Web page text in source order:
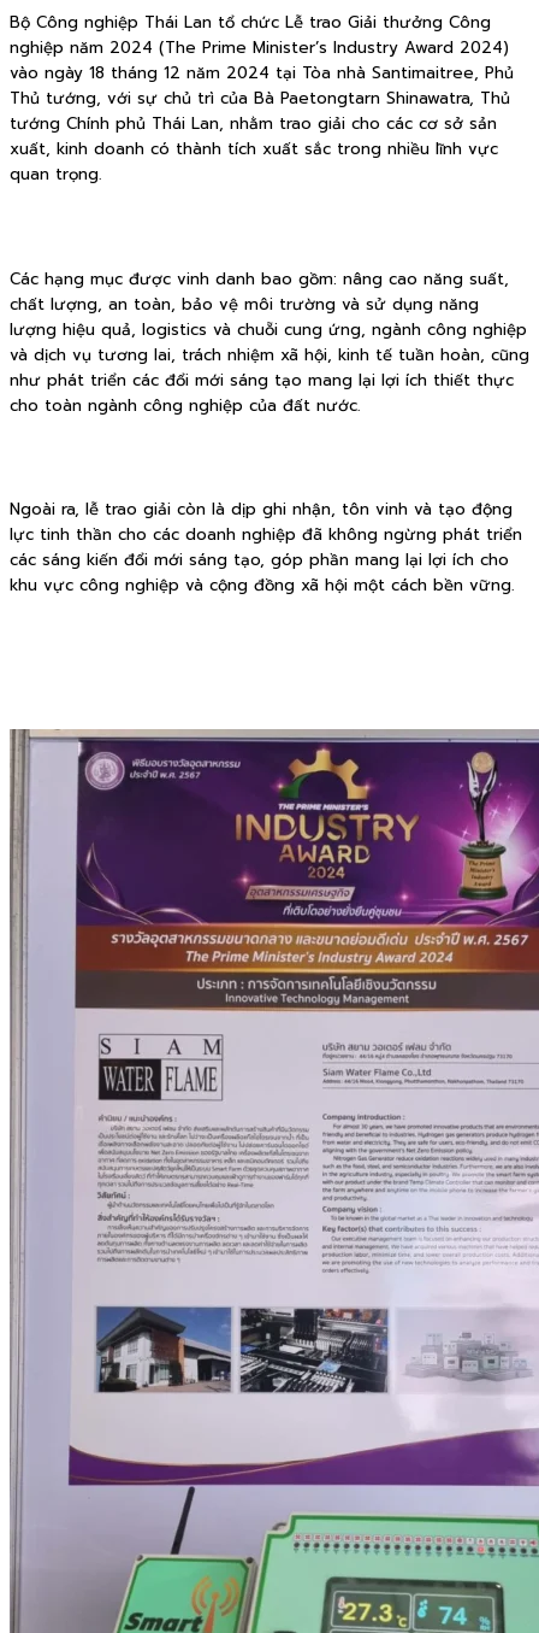
Bộ Công nghiệp Thái Lan tổ chức Lễ trao Giải thưởng Công
nghiệp năm 2024 (The Prime Minister’s Industry Award 2024)
vào ngày 18 tháng 12 năm 2024 tại Tòa nhà Santimaitree, Phủ
Thủ tướng, với sự chủ trì của Bà Paetongtarn Shinawatra, Thủ
tướng Chính phủ Thái Lan, nhằm trao giải cho các cơ sở sản
xuất, kinh doanh có thành tích xuất sắc trong nhiều lĩnh vực
quan trọng.
Các hạng mục được vinh danh bao gồm: nâng cao năng suất,
chất lượng, an toàn, bảo vệ môi trường và sử dụng năng
lượng hiệu quả, logistics và chuỗi cung ứng, ngành công nghiệp
và dịch vụ tương lai, trách nhiệm xã hội, kinh tế tuần hoàn, cũng
như phát triển các đổi mới sáng tạo mang lại lợi ích thiết thực
cho toàn ngành công nghiệp của đất nước.
Ngoài ra, lễ trao giải còn là dịp ghi nhận, tôn vinh và tạo động
lực tinh thần cho các doanh nghiệp đã không ngừng phát triển
các sáng kiến đổi mới sáng tạo, góp phần mang lại lợi ích cho
khu vực công nghiệp và cộng đồng xã hội một cách bền vững.